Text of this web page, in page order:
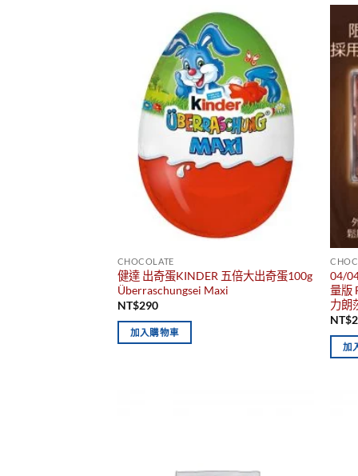
CHOCOLATE
健達 出奇蛋KINDER 五倍大出奇蛋100g
Überraschungsei Maxi
NT$290
加入購物車
04/
量版
力朗
NT$
加